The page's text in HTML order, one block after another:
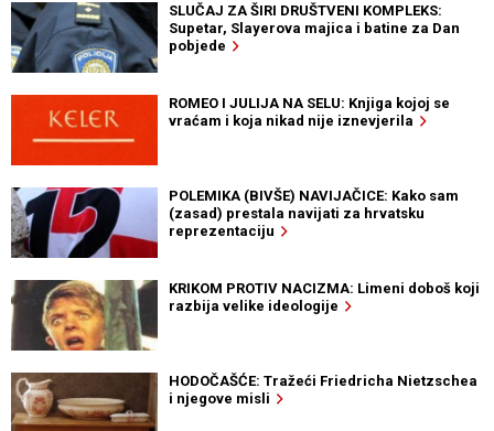
SLUČAJ ZA ŠIRI DRUŠTVENI KOMPLEKS:
Supetar, Slayerova majica i batine za Dan
pobjede
ROMEO I JULIJA NA SELU: Knjiga kojoj se
vraćam i koja nikad nije iznevjerila
POLEMIKA (BIVŠE) NAVIJAČICE: Kako sam
(zasad) prestala navijati za hrvatsku
reprezentaciju
KRIKOM PROTIV NACIZMA: Limeni doboš koji
razbija velike ideologije
HODOČAŠĆE: Tražeći Friedricha Nietzschea
i njegove misli